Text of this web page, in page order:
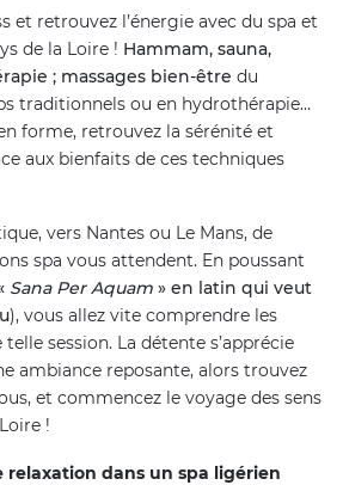
et retrouvez l’énergie avec du spa et
de la Loire ! Hammam, sauna,
; massages bien-être du
traditionnels ou en hydrothérapie…
forme, retrouvez la sérénité et
aux bienfaits de ces techniques
vers Nantes ou Le Mans, de
spa vous attendent. En poussant
Sana Per Aquam » en latin qui veut
), vous allez vite comprendre les
session. La détente s’apprécie
ambiance reposante, alors trouvez
et commencez le voyage des sens
!
relaxation dans un spa ligérien